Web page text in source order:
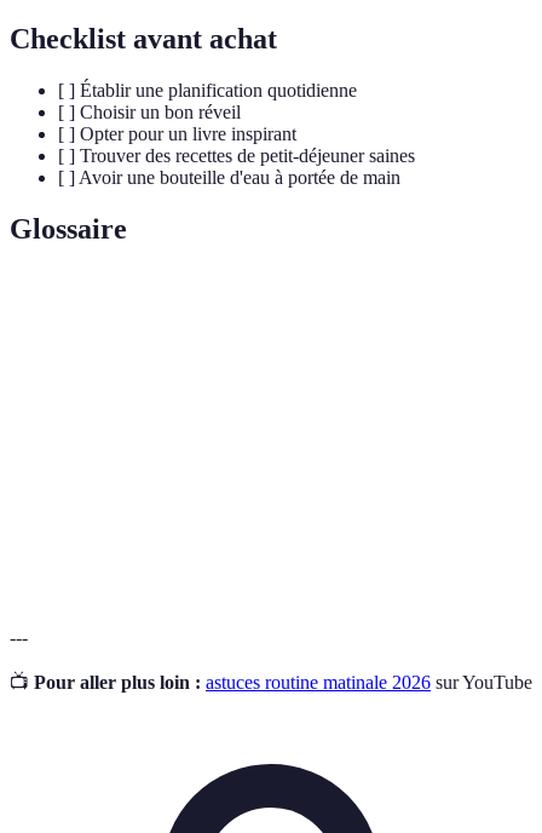
Checklist avant achat
[ ] Établir une planification quotidienne
[ ] Choisir un bon réveil
[ ] Opter pour un livre inspirant
[ ] Trouver des recettes de petit-déjeuner saines
[ ] Avoir une bouteille d'eau à portée de main
Glossaire
---
📺 Pour aller plus loin : astuces routine matinale 2026 sur YouTube